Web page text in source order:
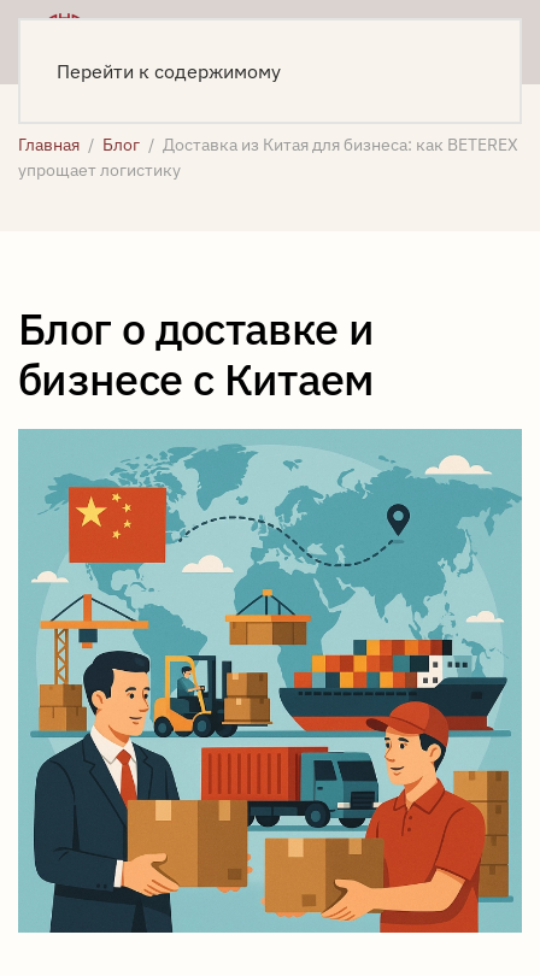
Перейти к содержимому
Главная Блог
Доставка из Китая для бизнеса: как BETEREX
упрощает логистику
Блог о доставке и
бизнесе с Китаем